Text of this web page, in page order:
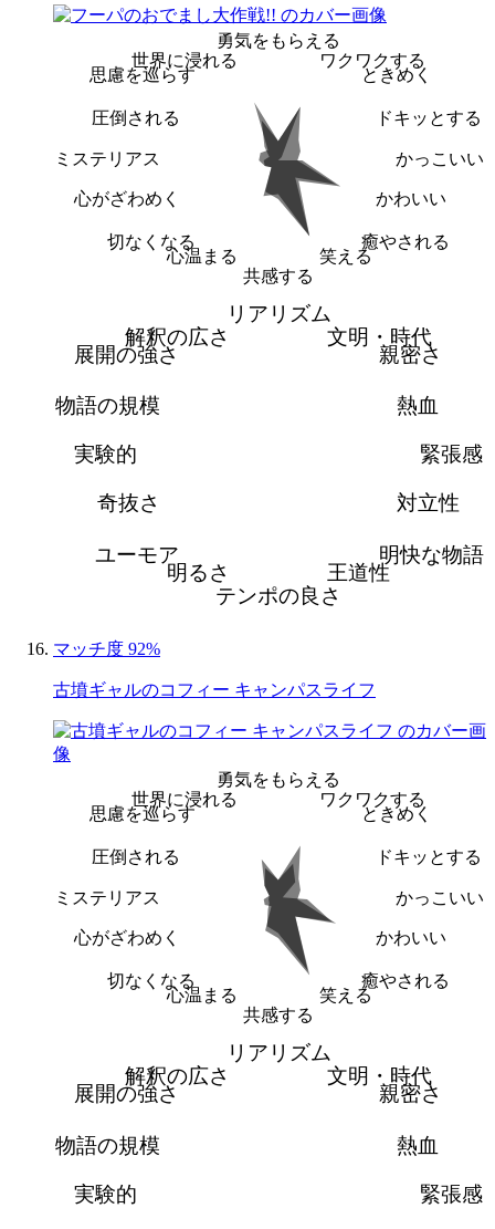
勇気をもらえる
ワクワクする
ときめく
ドキッとする
かっこいい
かわいい
癒やされる
笑える
共感する
心温まる
切なくなる
心がざわめく
ミステリアス
圧倒される
思慮を巡らす
世界に浸れる
リアリズム
文明・時代
親密さ
熱血
緊張感
対立性
明快な物語
王道性
テンポの良さ
明るさ
ユーモア
奇抜さ
実験的
物語の規模
展開の強さ
解釈の広さ
マッチ度 92%
古墳ギャルのコフィー キャンパスライフ
勇気をもらえる
ワクワクする
ときめく
ドキッとする
かっこいい
かわいい
癒やされる
笑える
共感する
心温まる
切なくなる
心がざわめく
ミステリアス
圧倒される
思慮を巡らす
世界に浸れる
リアリズム
文明・時代
親密さ
熱血
緊張感
実験的
物語の規模
展開の強さ
解釈の広さ